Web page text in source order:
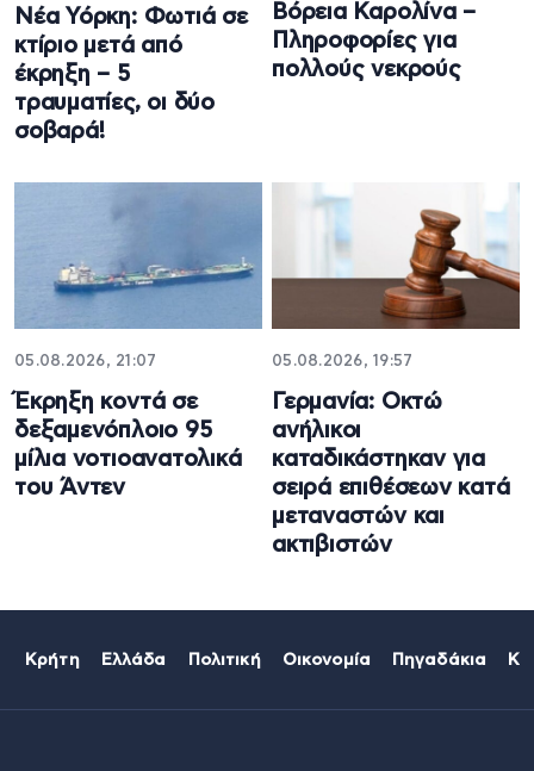
Νέα Υόρκη: Φωτιά σε
κτίριο μετά από
έκρηξη – 5
τραυματίες, οι δύο
σοβαρά!
Βόρεια Καρολίνα –
Πληροφορίες για
πολλούς νεκρούς
05.08.2026, 21:07
Έκρηξη κοντά σε
δεξαμενόπλοιο 95
μίλια νοτιοανατολικά
του Άντεν
05.08.2026, 19:57
Γερμανία: Οκτώ
ανήλικοι
καταδικάστηκαν για
σειρά επιθέσεων κατά
μεταναστών και
ακτιβιστών
Κρήτη Ελλάδα Πολιτική Οικονομία Πηγαδάκια